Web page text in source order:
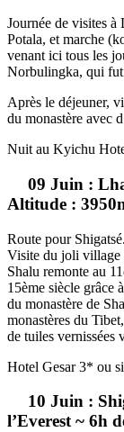
Journée de visites à
Potala, et marche
venant ici tous les
Norbulingka, qui fut
Après le déjeuner,
du monastère avec
Nuit au Kyichu
09 Juin :
Altitude :
Route pour
Visite du joli village
Shalu remonte au
15ème siècle grâce
du monastère de
monastères du
de tuiles vernissées
Hotel Gesar 3* ou
10 Juin :
l’Everest ~ 6h